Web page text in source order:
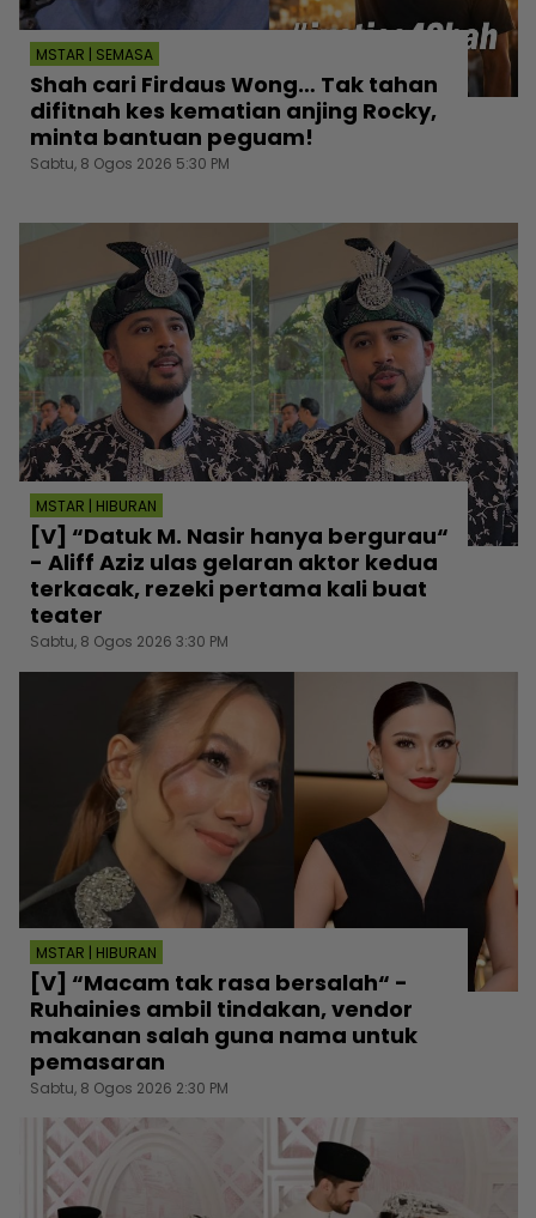
MSTAR | SEMASA
Shah cari Firdaus Wong… Tak tahan
difitnah kes kematian anjing Rocky,
minta bantuan peguam!
Sabtu, 8 Ogos 2026 5:30 PM
MSTAR | HIBURAN
[V] “Datuk M. Nasir hanya bergurau“
- Aliff Aziz ulas gelaran aktor kedua
terkacak, rezeki pertama kali buat
teater
Sabtu, 8 Ogos 2026 3:30 PM
MSTAR | HIBURAN
[V] “Macam tak rasa bersalah“ -
Ruhainies ambil tindakan, vendor
makanan salah guna nama untuk
pemasaran
Sabtu, 8 Ogos 2026 2:30 PM